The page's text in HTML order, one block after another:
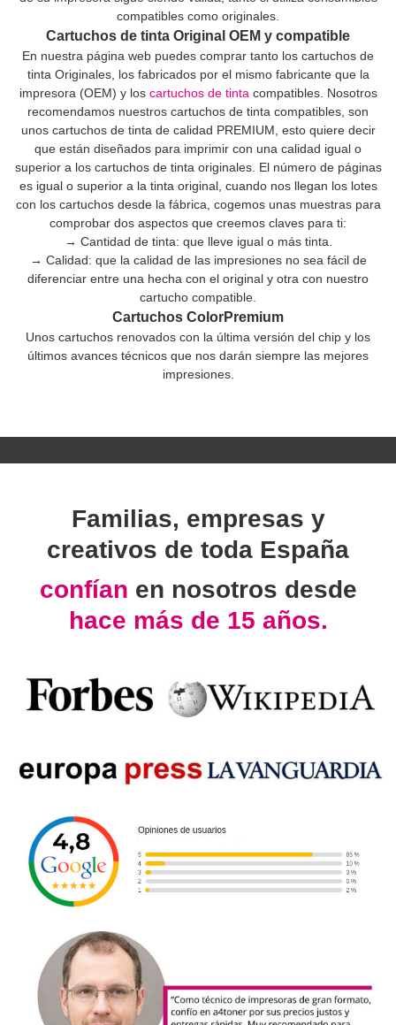
compatibles como originales.
Cartuchos de tinta Original OEM y compatible
En nuestra página web puedes comprar tanto los cartuchos de
tinta Originales, los fabricados por el mismo fabricante que la
impresora (OEM) y los cartuchos de tinta compatibles. Nosotros
recomendamos nuestros cartuchos de tinta compatibles, son
unos cartuchos de tinta de calidad PREMIUM, esto quiere decir
que están diseñados para imprimir con una calidad igual o
superior a los cartuchos de tinta originales. El número de páginas
es igual o superior a la tinta original, cuando nos llegan los lotes
con los cartuchos desde la fábrica, cogemos unas muestras para
comprobar dos aspectos que creemos claves para ti:
→ Cantidad de tinta: que lleve igual o más tinta.
→ Calidad: que la calidad de las impresiones no sea fácil de
diferenciar entre una hecha con el original y otra con nuestro
cartucho compatible.
Cartuchos ColorPremium
Unos cartuchos renovados con la última versión del chip y los
últimos avances técnicos que nos darán siempre las mejores
impresiones.
Familias, empresas y
creativos de toda España
confían en nosotros desde
hace más de 15 años.